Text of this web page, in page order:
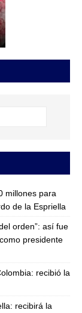
millones para
de la Espriella
orden”: así fue
presidente
recibió la
recibirá la